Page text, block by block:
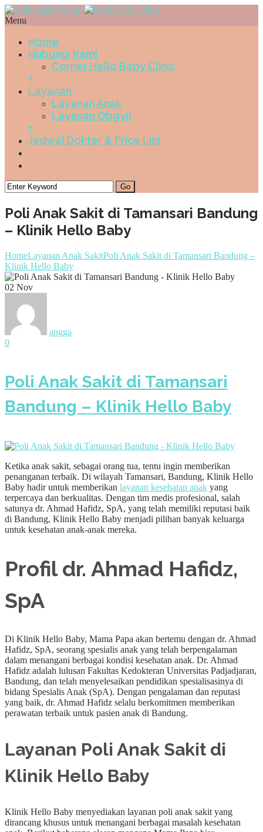
Menu
Home
Hubungi Kami
Corner Hello Baby Clinic
+
Layanan
Layanan Anak
Layanan Obgyn
+
Jadwal Dokter & Price List
.
Poli Anak Sakit di Tamansari Bandung
– Klinik Hello Baby
HomeLayanan Anak SakitPoli Anak Sakit di Tamansari Bandung –
Klinik Hello Baby
02 Nov
angga
0
Poli Anak Sakit di Tamansari
Bandung – Klinik Hello Baby
Ketika anak sakit, sebagai orang tua, tentu ingin memberikan
penanganan terbaik. Di wilayah Tamansari, Bandung, Klinik Hello
Baby hadir untuk memberikan layanan kesehatan anak yang
terpercaya dan berkualitas. Dengan tim medis profesional, salah
satunya dr. Ahmad Hafidz, SpA, yang telah memiliki reputasi baik
di Bandung, Klinik Hello Baby menjadi pilihan banyak keluarga
untuk kesehatan anak-anak mereka.
Profil dr. Ahmad Hafidz,
SpA
Di Klinik Hello Baby, Mama Papa akan bertemu dengan dr. Ahmad
Hafidz, SpA, seorang spesialis anak yang telah berpengalaman
dalam menangani berbagai kondisi kesehatan anak. Dr. Ahmad
Hafidz adalah lulusan Fakultas Kedokteran Universitas Padjadjaran,
Bandung, dan telah menyelesaikan pendidikan spesialisasinya di
bidang Spesialis Anak (SpA). Dengan pengalaman dan reputasi
yang baik, dr. Ahmad Hafidz selalu berkomitmen memberikan
perawatan terbaik untuk pasien anak di Bandung.
Layanan Poli Anak Sakit di
Klinik Hello Baby
Klinik Hello Baby menyediakan layanan poli anak sakit yang
dirancang khusus untuk menangani berbagai masalah kesehatan